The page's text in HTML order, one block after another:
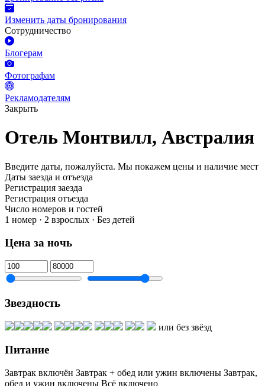
Изменить даты бронирования
Сотрудничество
Блогерам
Фотографам
Рекламодателям
Закрыть
Отель Монтвилл, Австралия
Введите даты, пожалуйста. Мы покажем цены и наличие мест
Даты заезда и отъезда
Регистрация заезда
Регистрация отъезда
Число номеров и гостей
1 номер · 2 взрослых · Без детей
Цена за ночь
Звездность
или без звёзд
Питание
Завтрак включён Завтрак + обед или ужин включены Завтрак,
обед и ужин включены Всё включено